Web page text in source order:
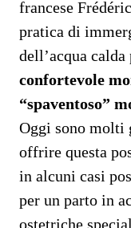
francese
pratica di
dell’acqua calda
confortevole
“spaventoso”
Oggi sono molti
offrire questa
in alcuni casi
per un parto in
ostetriche